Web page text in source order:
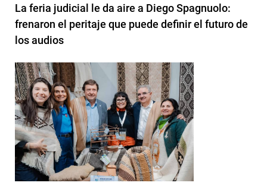
La feria judicial le da aire a Diego Spagnuolo:
frenaron el peritaje que puede definir el futuro de
los audios